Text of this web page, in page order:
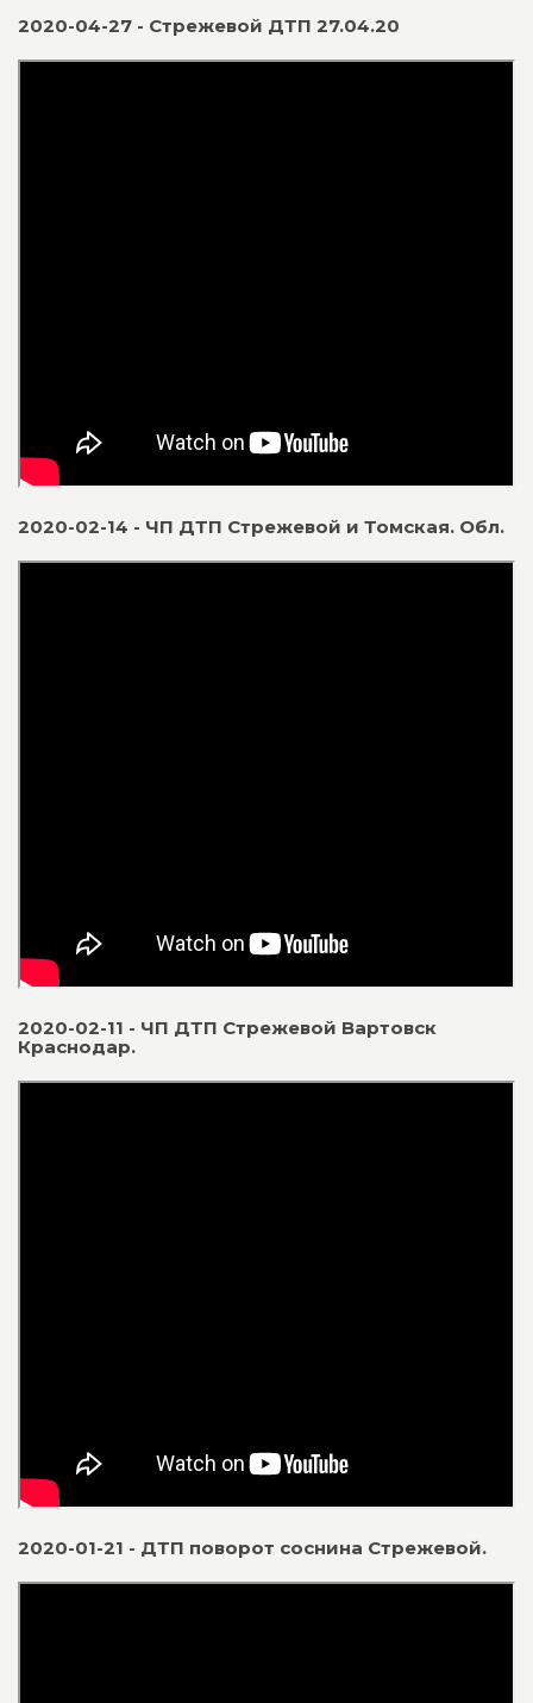
2020-04-27 - Стрежевой ДТП 27.04.20
2020-02-14 - ЧП ДТП Стрежевой и Томская. Обл.
2020-02-11 - ЧП ДТП Стрежевой Вартовск
Краснодар.
2020-01-21 - ДТП поворот соснина Стрежевой.